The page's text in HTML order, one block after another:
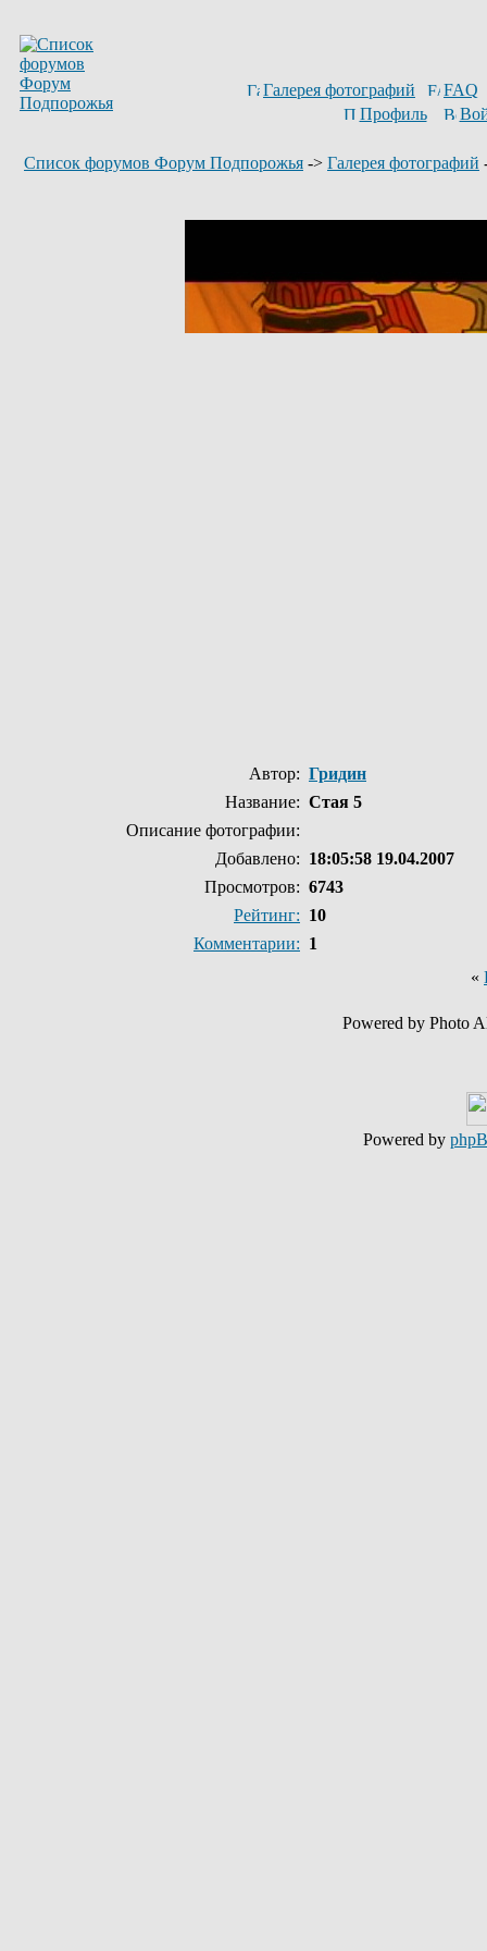
Галерея фотографий
FAQ
Профиль
Список форумов Форум Подпорожья -> Галерея фотографий
Автор: Гридин
Название: Стая 5
Описание фотографии:
Добавлено: 18:05:58 19.04.2007
Просмотров: 6743
Рейтинг: 10
Комментарии: 1
«
Powered by Photo
Powered by